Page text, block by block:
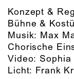
Konzept &
Bühne &
Musik: Max
Chorische
Video: Sophia
Licht: Frank